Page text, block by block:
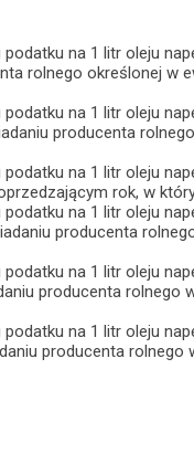
na 1 litr oleju
rolnego określonej w
na 1 litr oleju
producenta
na 1 litr oleju
rok, w
na 1 litr oleju
producenta
na 1 litr oleju
producenta
na 1 litr oleju
producenta